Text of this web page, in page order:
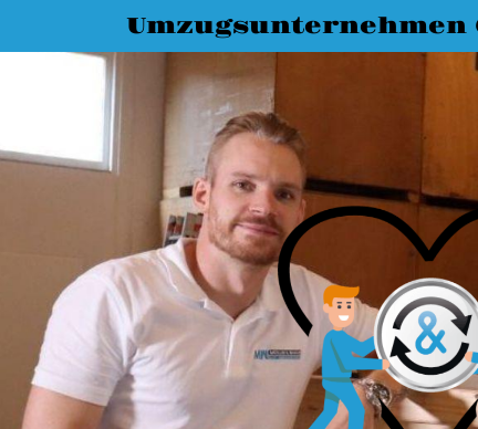
Umzugsunternehmen